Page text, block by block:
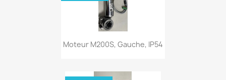
Moteur M200S, Gauche, IP54